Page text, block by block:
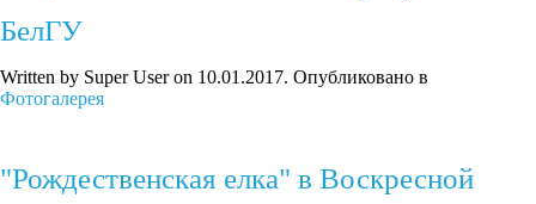
БелГУ
Written by Super User on 10.01.2017. Опубликовано в
Фотогалерея
"Рождественская елка" в Воскресной